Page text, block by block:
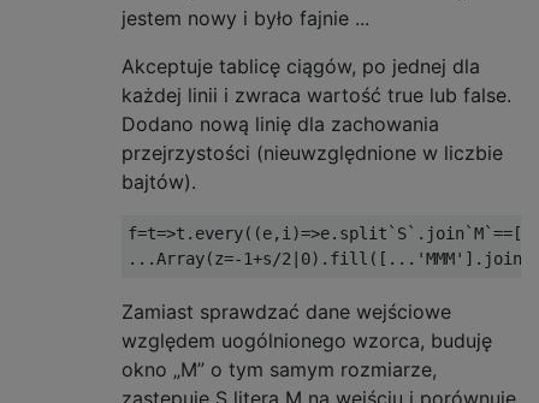
jestem nowy i było fajnie ...
Akceptuje tablicę ciągów, po jednej dla
każdej linii i zwraca wartość true lub false.
Dodano nową linię dla zachowania
przejrzystości (nieuwzględnione w liczbie
bajtów).
Zamiast sprawdzać dane wejściowe
względem uogólnionego wzorca, buduję
okno „M” o tym samym rozmiarze,
zastępuję S literą M na wejściu i porównuję